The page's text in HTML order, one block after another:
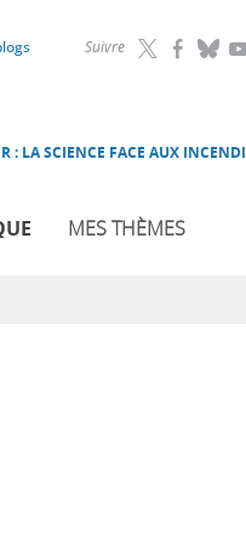
Suivre
: LA SCIENCE FACE AUX
MES THÈMES